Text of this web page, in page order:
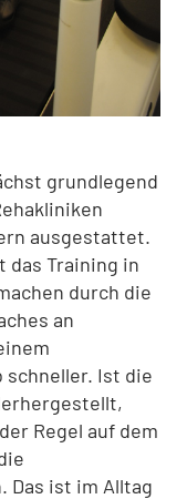
grundlegend
ausgestattet.
das Training in
durch die
an
schneller. Ist die
Regel auf dem
Das ist im Alltag